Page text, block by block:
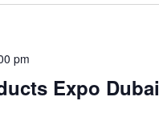
Expo Dubai
pm